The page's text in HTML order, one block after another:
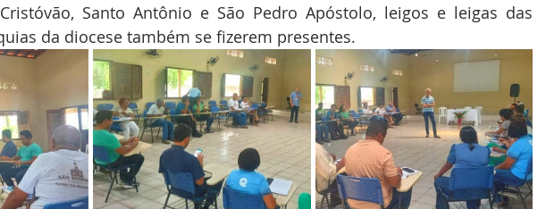
Santo Antônio e São Pedro Apóstolo, leigos e leigas das
da diocese também se fizerem presentes.